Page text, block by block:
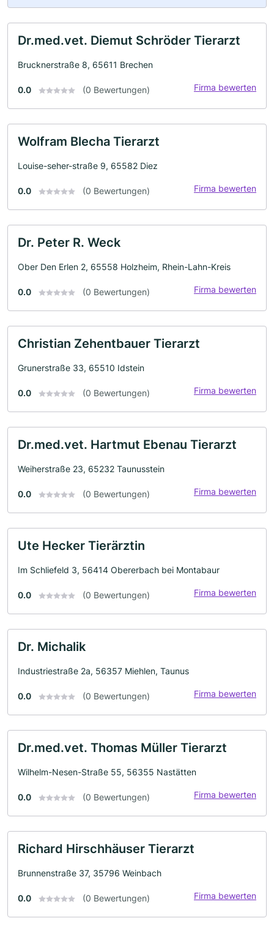
Dr.med.vet. Diemut Schröder Tierarzt
Brucknerstraße 8, 65611 Brechen
0.0 (0 Bewertungen) Firma bewerten
Wolfram Blecha Tierarzt
Louise-seher-straße 9, 65582 Diez
0.0 (0 Bewertungen) Firma bewerten
Dr. Peter R. Weck
Ober Den Erlen 2, 65558 Holzheim, Rhein-Lahn-Kreis
0.0 (0 Bewertungen) Firma bewerten
Christian Zehentbauer Tierarzt
Grunerstraße 33, 65510 Idstein
0.0 (0 Bewertungen) Firma bewerten
Dr.med.vet. Hartmut Ebenau Tierarzt
Weiherstraße 23, 65232 Taunusstein
0.0 (0 Bewertungen) Firma bewerten
Ute Hecker Tierärztin
Im Schliefeld 3, 56414 Obererbach bei Montabaur
0.0 (0 Bewertungen) Firma bewerten
Dr. Michalik
Industriestraße 2a, 56357 Miehlen, Taunus
0.0 (0 Bewertungen) Firma bewerten
Dr.med.vet. Thomas Müller Tierarzt
Wilhelm-Nesen-Straße 55, 56355 Nastätten
0.0 (0 Bewertungen) Firma bewerten
Richard Hirschhäuser Tierarzt
Brunnenstraße 37, 35796 Weinbach
0.0 (0 Bewertungen) Firma bewerten